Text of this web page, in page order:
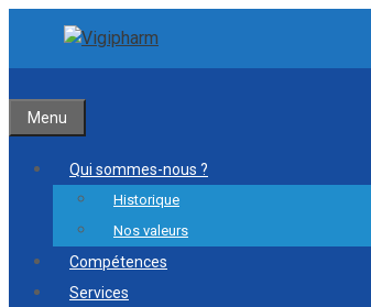
contenu
contenu
Menu
Qui sommes-nous ?
Historique
Nos valeurs
Compétences
Services